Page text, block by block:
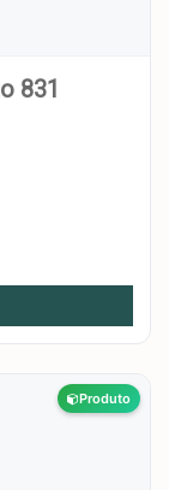
831
Produto